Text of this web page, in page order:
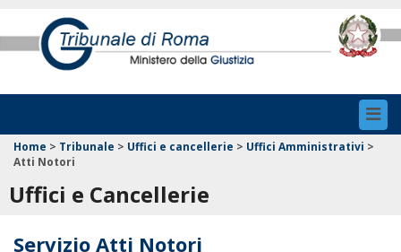
Home > Tribunale > Uffici e cancellerie > Uffici Amministrativi >
Atti Notori
Uffici e Cancellerie
Servizio Atti Notori